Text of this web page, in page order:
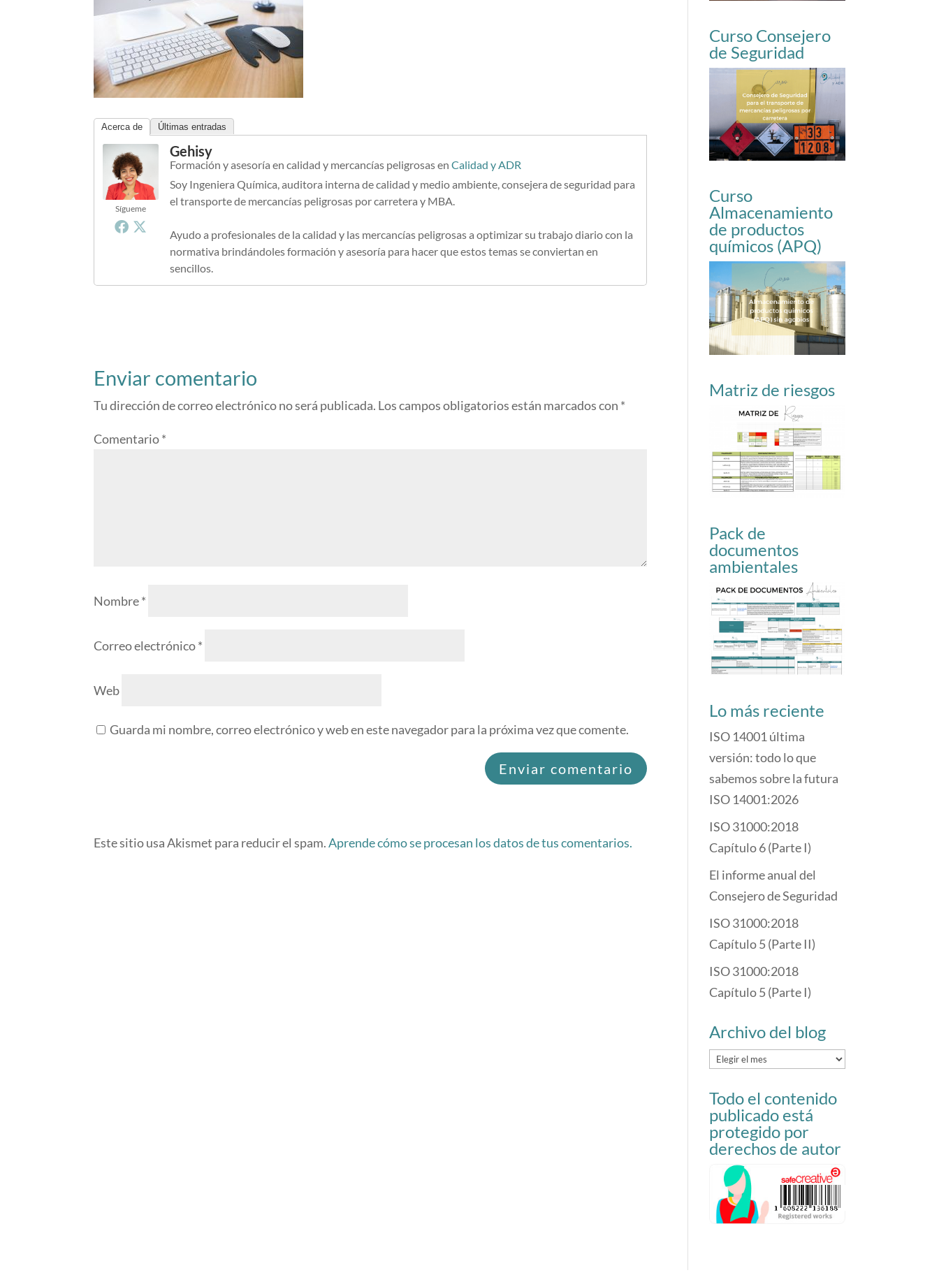
Acerca de Últimas entradas
Sígueme
Gehisy
Formación y asesoría en calidad y mercancías peligrosasenCalidad y ADR
Soy Ingeniera Química, auditora interna de calidad y medio ambiente, consejera de seguridad para
el transporte de mercancías peligrosas por carretera y MBA.
Ayudo a profesionales de la calidad y las mercancías peligrosas a optimizar su trabajo diario con la
normativa brindándoles formación y asesoría para hacer que estos temas se conviertan en
sencillos.
Enviar comentario
Tu dirección de correo electrónico no será publicada. Los campos obligatorios están marcados con *
Comentario*
Nombre*
Correo electrónico*
Web
Guarda mi nombre, correo electrónico y web en este navegador para la próxima vez que comente.
Este sitio usa Akismet para reducir el spam.Aprende cómo se procesan los datos de tus comentarios.
Curso Consejero
de Seguridad
Curso
Almacenamiento
de productos
químicos (APQ)
Matriz de riesgos
Pack de
documentos
ambientales
Lo más reciente
ISO 14001 última
versión: todo lo que
sabemos sobre la futura
ISO 14001:2026
ISO 31000:2018
Capítulo 6 (Parte I)
El informe anual del
Consejero de Seguridad
ISO 31000:2018
Capítulo 5 (Parte II)
ISO 31000:2018
Capítulo 5 (Parte I)
Archivo del blog
Archivo
blog
Todo el contenido
publicado está
protegido por
derechos de autor